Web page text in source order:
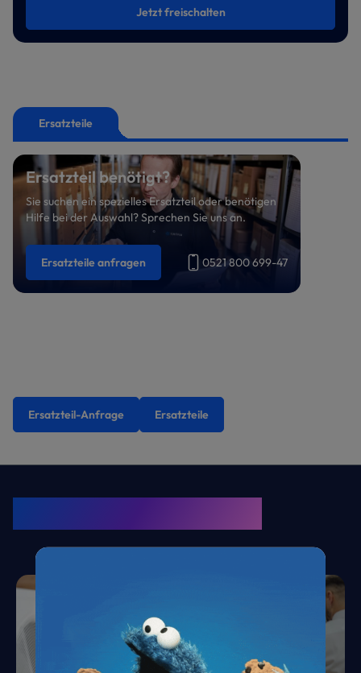
Jetzt freischalten
Ersatzteile
Ersatzteil benötigt?
Sie suchen ein spezielles Ersatzteil oder benötigen
Hilfe bei der Auswahl? Sprechen Sie uns an.
Ersatzteile anfragen 0521 800 699-47
Ersatzteil-Anfrage Ersatzteile